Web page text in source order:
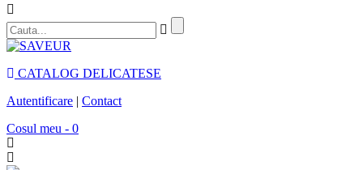
CATALOG DELICATESE
Autentificare | Contact
Cosul meu - 0